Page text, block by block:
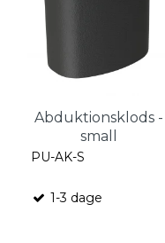
Abduktionsklods -
small
PU-AK-S
1-3 dage